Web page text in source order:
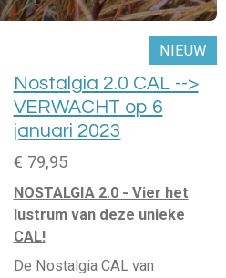
NIEUW
Nostalgia 2.0 CAL -->
VERWACHT op 6
januari 2023
€ 79,95
NOSTALGIA 2.0 - Vier het
lustrum van deze unieke
CAL!
De Nostalgia CAL van